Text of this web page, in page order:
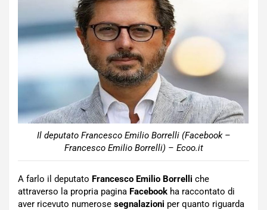
Il deputato Francesco Emilio Borrelli (Facebook –
Francesco Emilio Borrelli) – Ecoo.it
A farlo il deputato Francesco Emilio Borrelli che
attraverso la propria pagina Facebook ha raccontato di
aver ricevuto numerose segnalazioni per quanto riguarda